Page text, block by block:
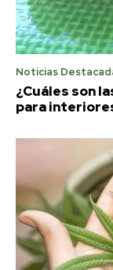
Noticias
¿Cuáles son
para